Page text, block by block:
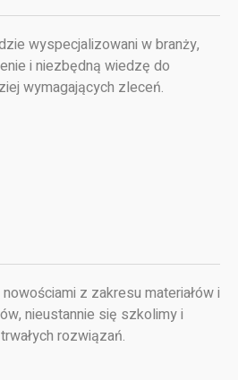
wyspecjalizowani w branży,
i niezbędną wiedzę do
wymagających zleceń.
z zakresu materiałów i
nieustannie się szkolimy i
rozwiązań.